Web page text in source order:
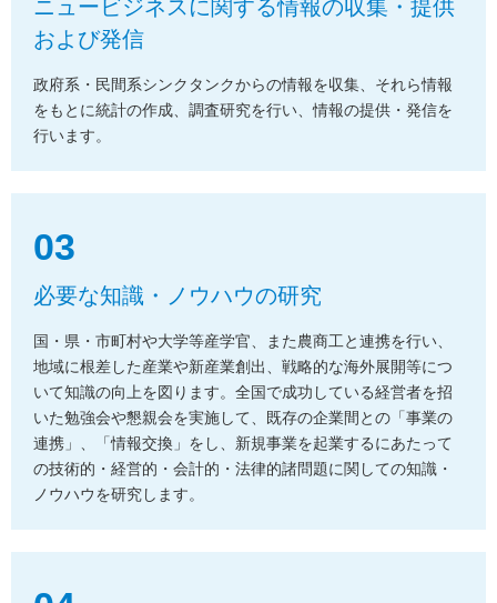
ニュービジネスに関する情報の収集・提供
および発信
政府系・民間系シンクタンクからの情報を収集、それら情報
をもとに統計の作成、 調査研究を行い、情報の提供・発信を
行います。
03
必要な知識・ノウハウの研究
国・県・市町村や大学等産学官、また農商工と連携を行い、
地域に根差した産業や新産業創出、 戦略的な海外展開等につ
いて知識の向上を図ります。 全国で成功している経営者を招
いた勉強会や懇親会を実施して、既存の企業間との「事業の
連携」、
「情報交換」をし、新規事業を起業するにあたって
の技術的・経営的・会計的・法律的諸問題に関しての知識・
ノウハウを研究します。